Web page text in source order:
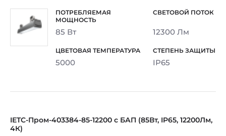
85 Вт 12300 Лм
5000 IP65
IETC-Пром-403384-85-12200 с БАП (85Вт, IP65, 12200Лм,
4К)